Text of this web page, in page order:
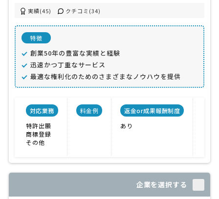
実績(45) クチコミ(34)
特徴
創業50年の豊富な実績と経験
迅速かつ丁重なサービス
最適な権利化のためのさまざまなノウハウを提供
対応業務
特許出願
商標登録
その他
料金例
返金or成果報酬制度
あり
企業を選択する